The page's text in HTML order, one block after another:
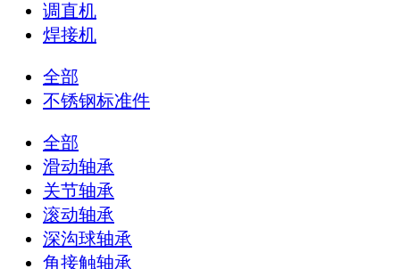
调直机
焊接机
全部
不锈钢标准件
全部
滑动轴承
关节轴承
滚动轴承
深沟球轴承
角接触轴承